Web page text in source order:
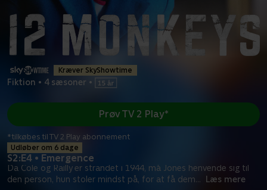
Kræver SkyShowtime
Fiktion • 4 sæsoner •
Udløber om 6 dage
S2:E4 • Emergence
Da Cole og Railly er strandet i 1944, må Jones henvende sig til
den person, hun stoler mindst på, for at få dem... Læs mere
Prøv TV 2 Play*
*tilkøbes til TV 2 Play abonnement